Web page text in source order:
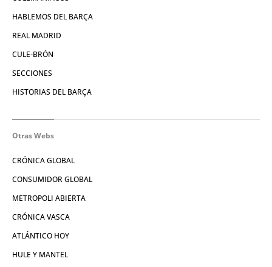
HABLEMOS DEL BARÇA
REAL MADRID
CULE-BRÓN
SECCIONES
HISTORIAS DEL BARÇA
Otras Webs
CRÓNICA GLOBAL
CONSUMIDOR GLOBAL
METROPOLI ABIERTA
CRÓNICA VASCA
ATLÁNTICO HOY
HULE Y MANTEL